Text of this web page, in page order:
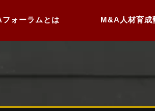
ォーラムとは M&A人材育成